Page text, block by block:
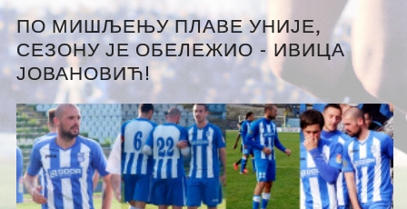
ПО МИШЉЕЊУ ПЛАВЕ УНИЈЕ,
СЕЗОНУ ЈЕ ОБЕЛЕЖИО - ИВИЦА
ЈОВАНОВИЋ!